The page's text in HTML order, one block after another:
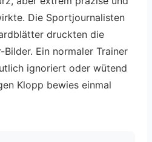
Die Sportjournalisten
druckten die
Ein normaler Trainer
ignoriert oder wütend
Klopp bewies einmal